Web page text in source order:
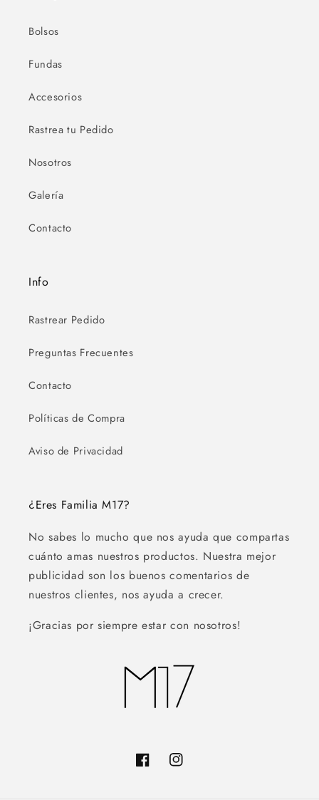
Bolsos
Fundas
Accesorios
Rastrea tu Pedido
Nosotros
Galería
Contacto
Info
Rastrear Pedido
Preguntas Frecuentes
Contacto
Políticas de Compra
Aviso de Privacidad
¿Eres Familia M17?
No sabes lo mucho que nos ayuda que compartas
cuánto amas nuestros productos. Nuestra mejor
publicidad son los buenos comentarios de
nuestros clientes, nos ayuda a crecer.
¡Gracias por siempre estar con nosotros!
FacebookInstagram